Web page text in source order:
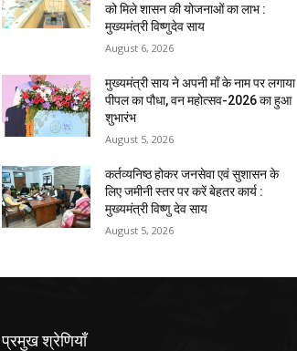
को मिले शासन की योजनाओं का लाभ :
मुख्यमंत्री विष्णुदेव साय
August 6, 2026
मुख्यमंत्री साय ने अपनी माँ के नाम पर लगाया
पीपल का पौधा, वन महोत्सव-2026 का हुआ
शुभारंभ
August 5, 2026
कर्तव्यनिष्ठ होकर जनसेवा एवं सुशासन के
लिए जमीनी स्तर पर करें बेहतर कार्य :
मुख्यमंत्री विष्णु देव साय
August 5, 2026
प्रमुख श्रेणियाँ